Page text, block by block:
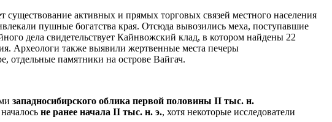
активных и прямых торговых связей местного населения
пушные богатства края. Отсюда вывозились меха, поступавшие
дела свидетельствует Кайнвожский клад, в котором найдены 22
Археологи также выявили жертвенные места печеры
отдельные памятники на острове Вайгач.
западносибирского облика первой половины II тыс. н.
не ранее начала II тыс. н. э., хотя некоторые исследователи